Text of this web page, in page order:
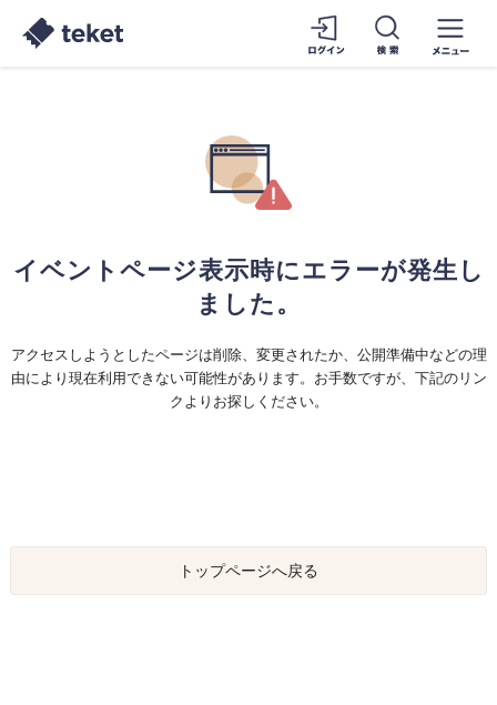
イベントページ表示時にエラーが発生し
ました。
アクセスしようとしたページは削除、変更されたか、公開準備中などの理
由により現在利用できない可能性があります。お手数ですが、下記のリン
クよりお探しください。
トップページへ戻る